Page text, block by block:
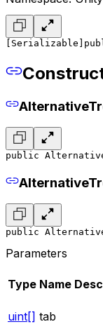
[Serializable]
public
public
Parameters
Type Name
uint[] tab